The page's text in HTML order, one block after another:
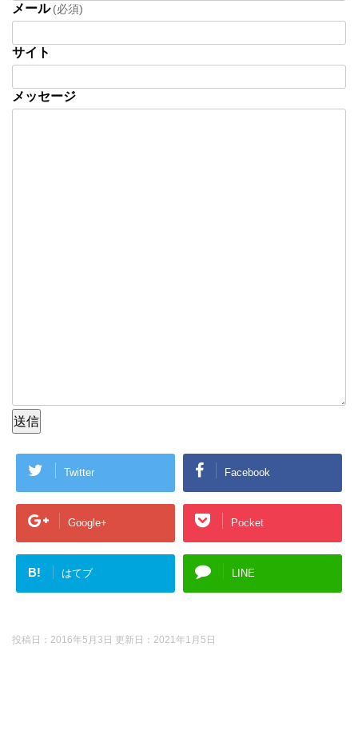
メール (必須)
サイト
メッセージ
送信
Twitter Facebook
Google+ Pocket
B! はてブ LINE
投稿日：2016年5月3日 更新日： 2021年1月5日